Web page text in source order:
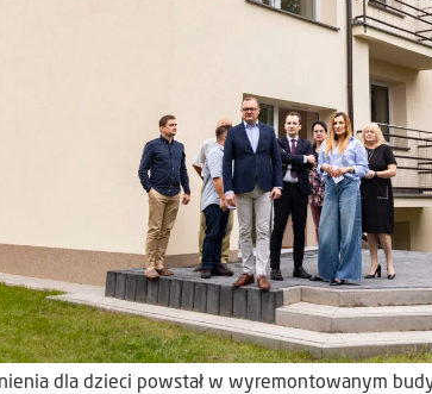
dla dzieci powstał w wyremontowanym